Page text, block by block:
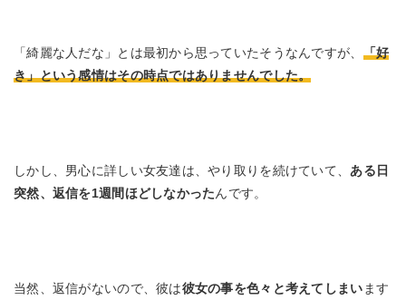
「綺麗な人だな」とは最初から思っていたそうなんですが、 「好
き」という感情はその時点ではありませんでした。
しかし、男心に詳しい女友達は、やり取りを続けていて、 ある日
突然、返信を1週間ほどしなかったんです。
当然、返信がないので、彼は彼女の事を色々と考えてしまい ます